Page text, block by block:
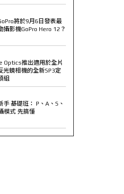
將於9月6日發表最
攝影機GoPro Hero 12？
Optics推出適用於全片
光鏡相機的全新SP3定
組
手 基礎班： P、A、S、
模式 先搞懂